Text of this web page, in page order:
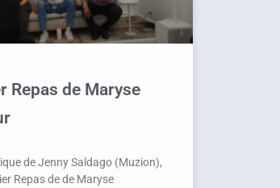
Repas de Maryse
de Jenny Saldago (Muzion),
Repas de de Maryse